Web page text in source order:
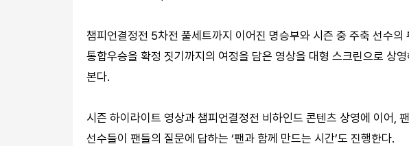
챔피언결정전 5차전 풀세트까지 이어진 명승부와 시즌 중 주축 선수의
통합우승을 확정 짓기까지의 여정을 담은 영상을 대형 스크린으로 상
본다.
시즌 하이라이트 영상과 챔피언결정전 비하인드 콘텐츠 상영에 이어,
선수들이 팬들의 질문에 답하는 ‘팬과 함께 만드는 시간’도 진행한다.